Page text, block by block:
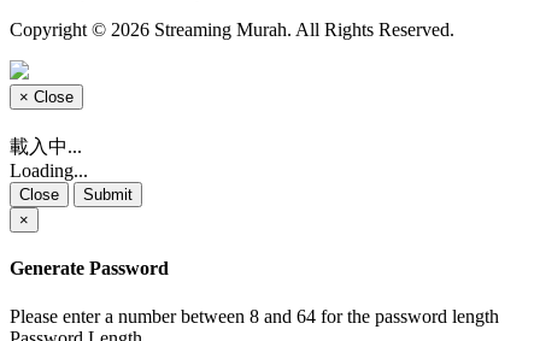
Copyright © 2026 Streaming Murah. All Rights Reserved.
× Close
載入中...
Loading...
Close
Submit
×
Generate Password
Please enter a number between 8 and 64 for the password length